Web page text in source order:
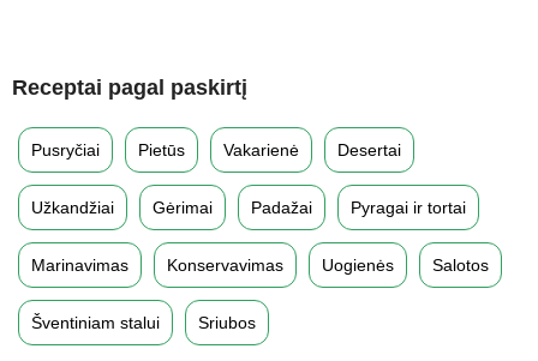
Receptai pagal paskirtį
Pusryčiai Pietūs Vakarienė Desertai
Užkandžiai Gėrimai Padažai Pyragai ir tortai
Marinavimas Konservavimas Uogienės Salotos
Šventiniam stalui Sriubos